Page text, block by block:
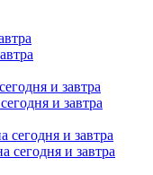
и завтра
и завтра
и завтра
и завтра